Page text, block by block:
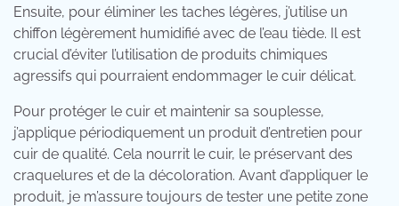
Ensuite, pour éliminer les taches légères, j’utilise un
chiffon légèrement humidifié avec de l’eau tiède. Il est
crucial d’éviter l’utilisation de produits chimiques
agressifs qui pourraient endommager le cuir délicat.
Pour protéger le cuir et maintenir sa souplesse,
j’applique périodiquement un produit d’entretien pour
cuir de qualité. Cela nourrit le cuir, le préservant des
craquelures et de la décoloration. Avant d’appliquer le
produit, je m’assure toujours de tester une petite zone